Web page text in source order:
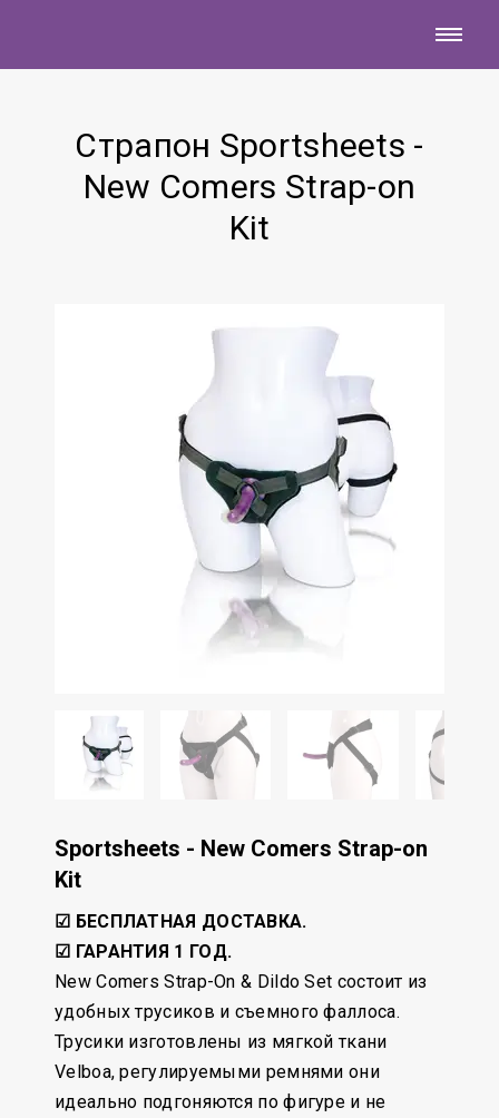
Страпон Sportsheets -
New Comers Strap-on
Kit
Sportsheets - New Comers Strap-on
Kit
☑ БЕСПЛАТНАЯ ДОСТАВКА.
☑ ГАРАНТИЯ 1 ГОД.
New Comers Strap-On & Dildo Set состоит из
удобных трусиков и съемного фаллоса.
Трусики изготовлены из мягкой ткани
Velboa, регулируемыми ремнями они
идеально подгоняются по фигуре и не